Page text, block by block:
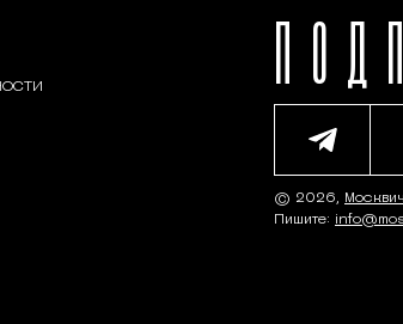
© 2026,
Пишите: